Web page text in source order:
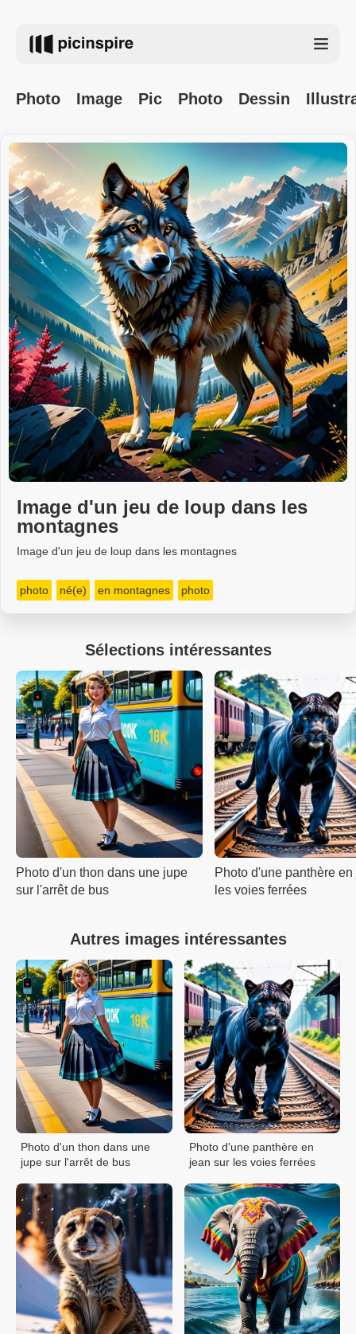
Photo Image Pic Photo Dessin
Image d'un jeu de loup dans les
montagnes
Image d'un jeu de loup dans les montagnes
photo né(e) en montagnes photo
Sélections intéressantes
Photo d'un thon dans une jupe
sur l'arrêt de bus
Photo d'une panthère
les voies ferrées
Autres images intéressantes
Photo d'un thon dans une
jupe sur l'arrêt de bus
Photo d'une panthère en
jean sur les voies ferrées